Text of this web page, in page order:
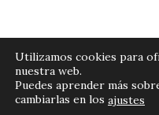
Términos y Condiciones
Cómo Comprar
Utilizamos cookies para
nuestra web.
Puedes aprender más
cambiarlas en los ajustes